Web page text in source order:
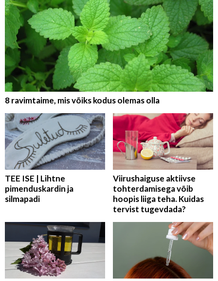
8 ravimtaime, mis võiks kodus olemas olla
TEE ISE | Lihtne
pimenduskardin ja
silmapadi
Viirushaiguse aktiivse
tohterdamisega võib
hoopis liiga teha. Kuidas
tervist tugevdada?